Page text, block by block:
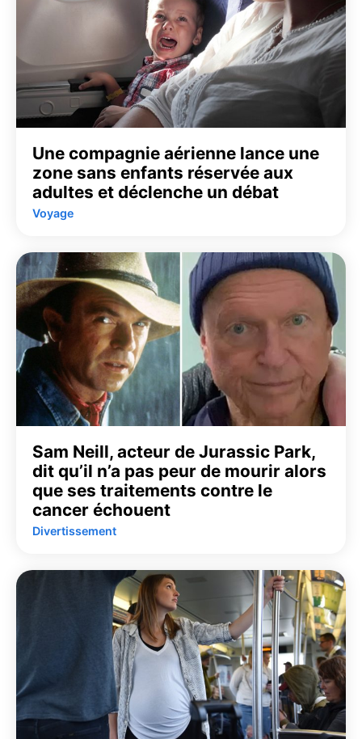
Une compagnie aérienne lance une
zone sans enfants réservée aux
adultes et déclenche un débat
Voyage
Sam Neill, acteur de Jurassic Park,
dit qu’il n’a pas peur de mourir alors
que ses traitements contre le
cancer échouent
Divertissement